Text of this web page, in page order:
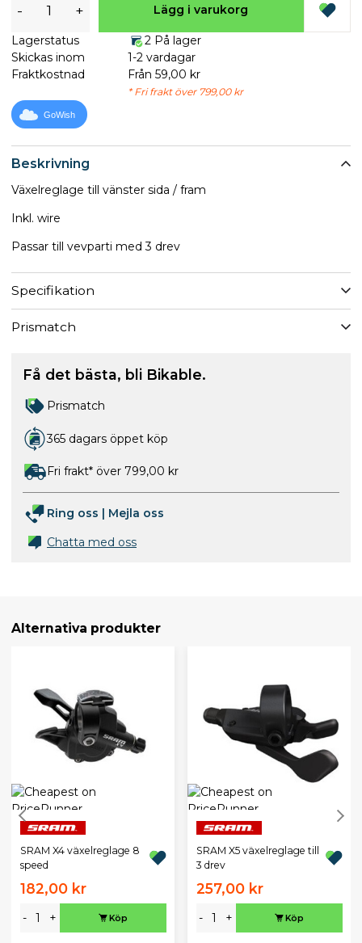
Beskrivning
Växelreglage till vänster sida / fram
Inkl. wire
Passar till vevparti med 3 drev
Specifikation
Prismatch
- + Lägg i varukorg
Lagerstatus
2 På lager
Skickas inom
1-2 vardagar
Fraktkostnad
Från 59,00 kr
* Fri frakt över 799,00 kr
GoWish
Få det bästa, bli Bikable.
Prismatch
365 dagars öppet köp
Fri frakt* över 799,00 kr
Ring oss | Mejla oss
Chatta med oss
Alternativa produkter
SRAM X4 växelreglage 8
speed
182,00 kr
- + Köp
SRAM X5 växelreglage till
3 drev
257,00 kr
- + Köp